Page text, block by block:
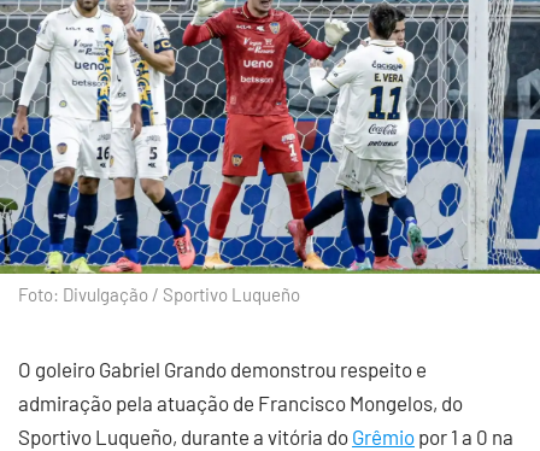
Foto: Divulgação / Sportivo Luqueño
O goleiro Gabriel Grando demonstrou respeito e
admiração pela atuação de Francisco Mongelos, do
Sportivo Luqueño, durante a vitória do Grêmio por 1 a 0 na